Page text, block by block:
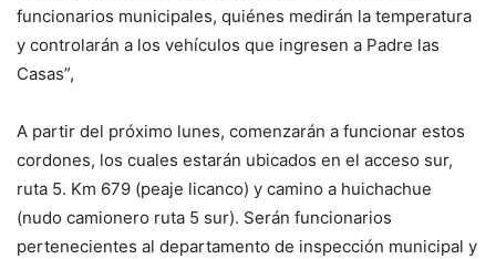
funcionarios municipales, quiénes medirán la temperatura
y controlarán a los vehículos que ingresen a Padre las
Casas”,
A partir del próximo lunes, comenzarán a funcionar estos
cordones, los cuales estarán ubicados en el acceso sur,
ruta 5. Km 679 (peaje licanco) y camino a huichachue
(nudo camionero ruta 5 sur). Serán funcionarios
pertenecientes al departamento de inspección municipal y